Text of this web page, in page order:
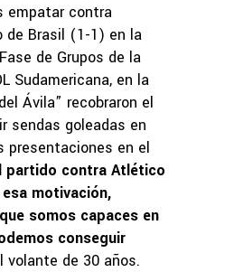
empatar contra
de Brasil (1-1) en la
de Grupos de la
Sudamericana, en la
Ávila” recobraron el
sendas goleadas en
presentaciones en el
partido contra Atlético
motivación,
somos capaces en
conseguir
volante de 30 años.